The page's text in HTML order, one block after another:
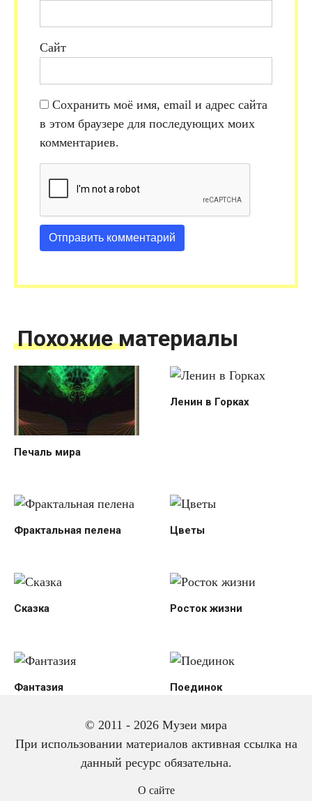
Сайт
Сохранить моё имя, email и адрес сайта
в этом браузере для последующих моих
комментариев.
Похожие материалы
Печаль мира
Ленин в Горках
Фрактальная пелена Цветы
Сказка Росток жизни
Фантазия Поединок
© 2011 - 2026 Музеи мира
При использовании материалов активная ссылка на
данный ресурс обязательна.
О сайте